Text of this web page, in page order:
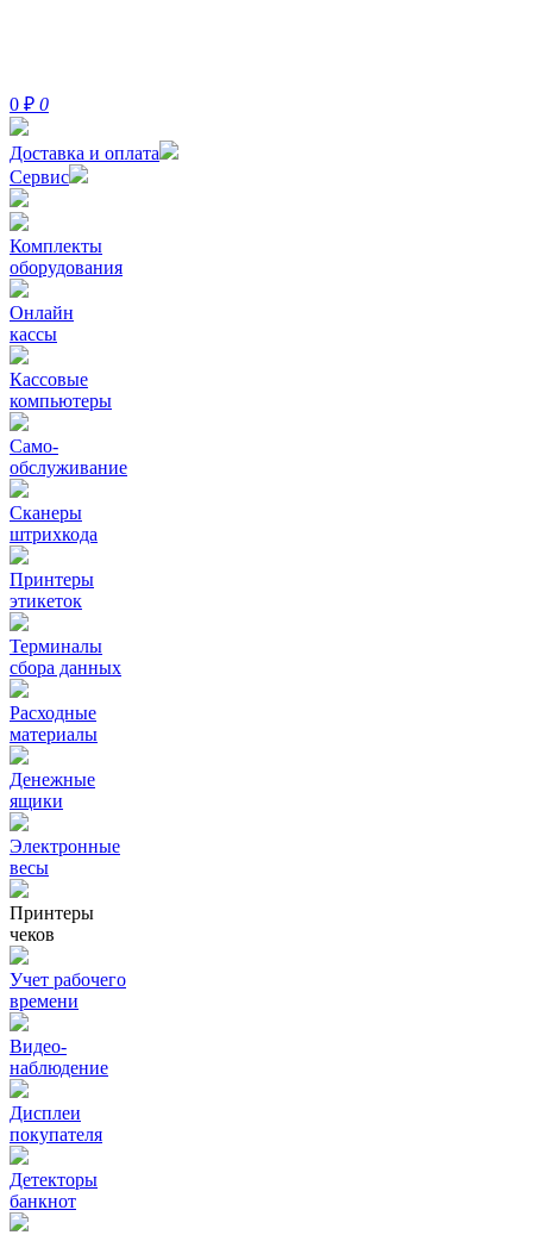
0 ₽ 0
Доставка и оплата
Сервис
Комплекты
оборудования
Онлайн
кассы
Кассовые
компьютеры
Само-
обслуживание
Сканеры
штрихкода
Принтеры
этикеток
Терминалы
сбора данных
Расходные
материалы
Денежные
ящики
Электронные
весы
Принтеры
чеков
Учет рабочего
времени
Видео‑
наблюдение
Дисплеи
покупателя
Детекторы
банкнот